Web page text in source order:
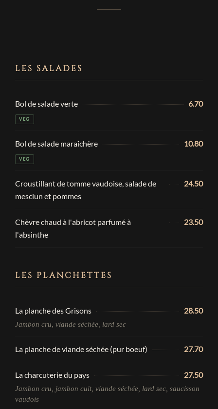
LES SALADES
Bol de salade verte 6.70
VEG
Bol de salade maraîchère 10.80
VEG
Croustillant de tomme vaudoise, salade de
mesclun et pommes
24.50
Chèvre chaud à l'abricot parfumé à
l'absinthe
23.50
LES PLANCHETTES
La planche des Grisons 28.50
Jambon cru, viande séchée, lard sec
La planche de viande séchée (pur boeuf) 27.70
La charcuterie du pays 27.50
Jambon cru, jambon cuit, viande séchée, lard sec, saucisson
vaudois